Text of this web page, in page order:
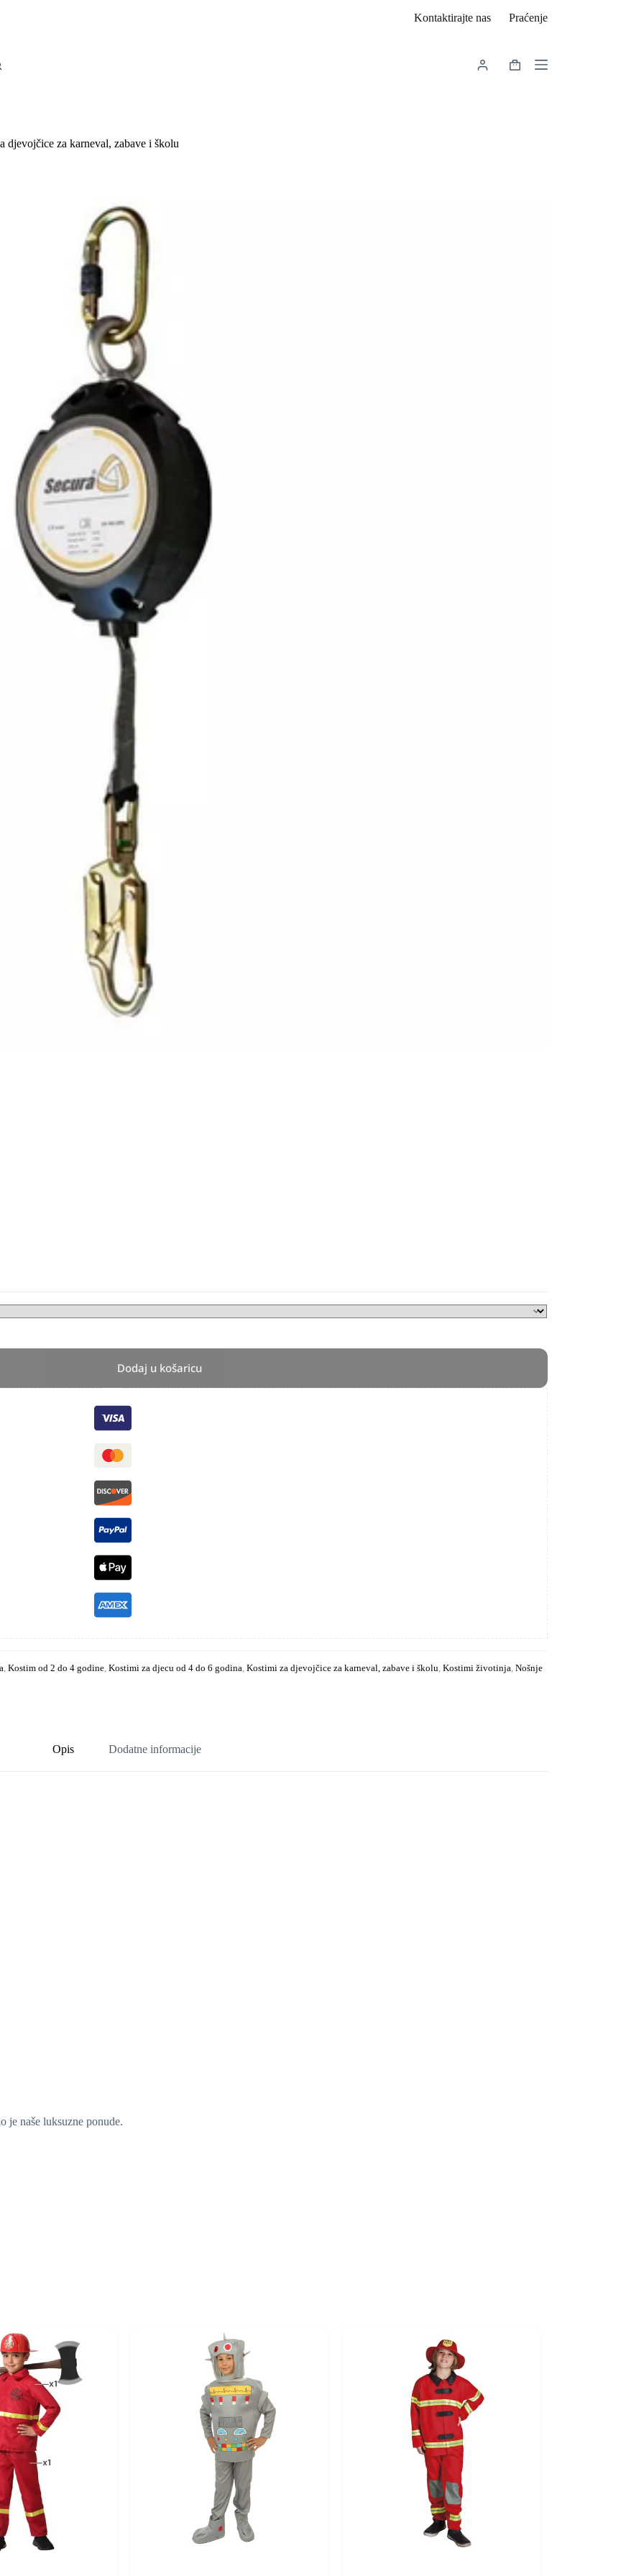
Kontaktirajte nas Praćenje
Košarica
djevojčice za karneval, zabave i školu
Dodaj u košaricu
Kostim od 2 do 4 godine Kostimi za djecu od 4 do 6 godina Kostimi za djevojčice za karneval, zabave i školu Kostimi životinja Nošnje
Opis Dodatne informacije
je naše luksuzne ponude.